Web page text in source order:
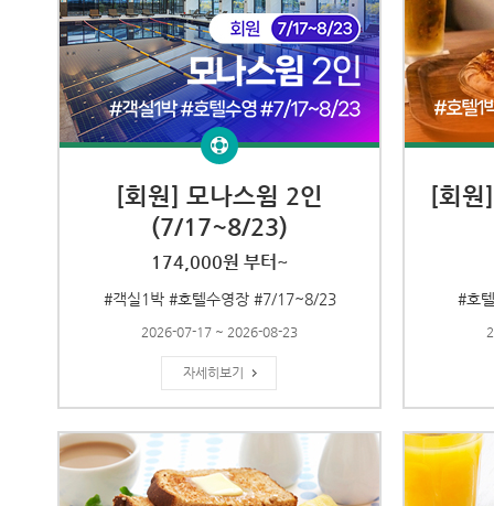
[회원] 모나스윔 2인
(7/17~8/23)
174,000원 부터~
#객실1박 #호텔수영장 #7/17~8/23
2026-07-17 ~ 2026-08-23
자세히보기
[회원
#호